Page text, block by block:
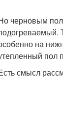
черновым
на
пол
смысл